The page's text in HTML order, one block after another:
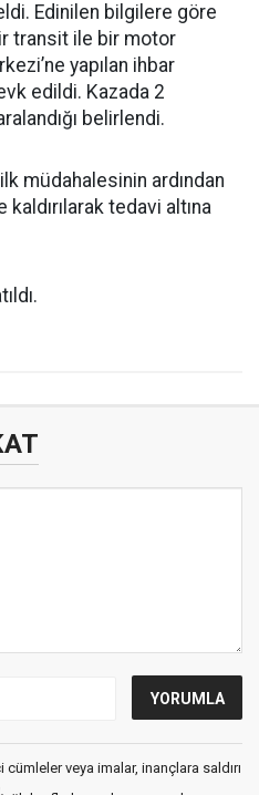
Edinilen bilgilere göre
transit ile bir motor
yapılan ihbar
edildi. Kazada 2
belirlendi.
müdahalesinin ardından
kaldırılarak tedavi altına
veya imalar, inançlara saldırı